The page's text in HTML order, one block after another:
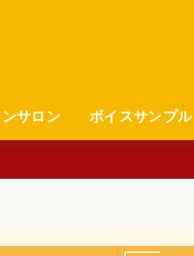
サロン ボイスサンプル